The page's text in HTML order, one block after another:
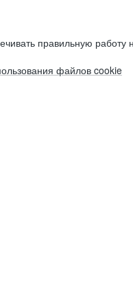
правильную работу
файлов cookie